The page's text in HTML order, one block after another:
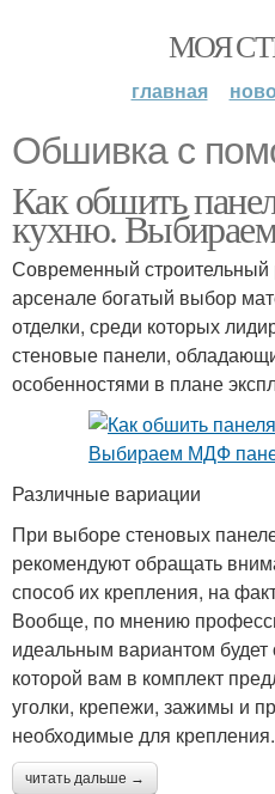
МОЯ
главная
Обшивка с
Как обшить
кухню.
Современный
арсенале богатый выбор
отделки, среди которых
стеновые панели,
особенностями в плане
Различные вариации
При выборе стеновых
рекомендуют обращать
способ их крепления, на
Вообще, по мнению
идеальным вариантом
которой вам в комплект
уголки, крепежи, зажимы и
необходимые для крепления.
читать дальше →